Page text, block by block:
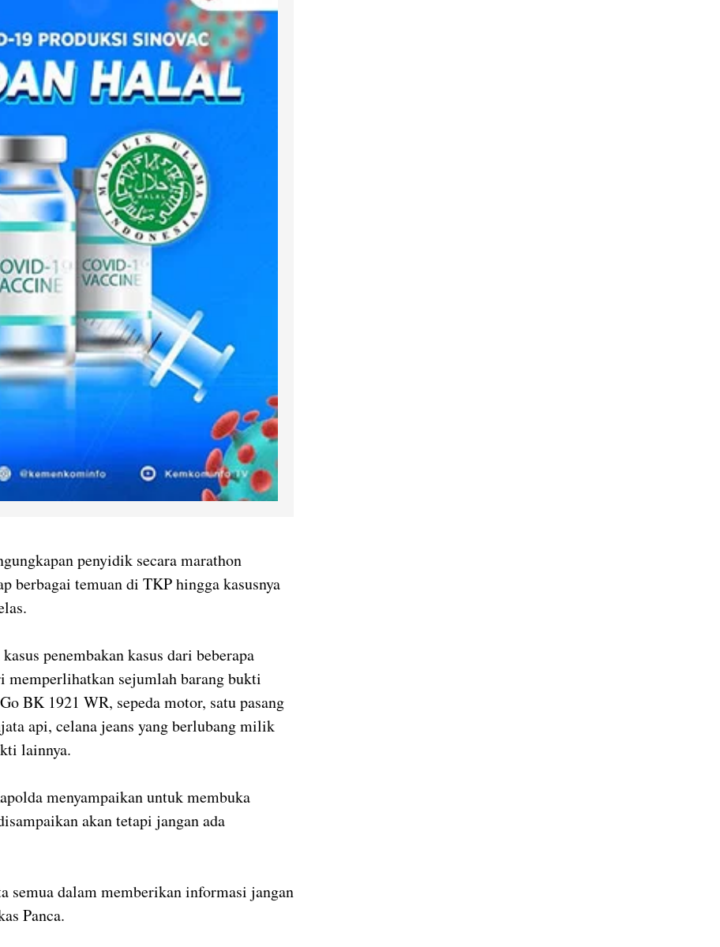
penyidik secara marathon
berbagai temuan di TKP hingga kasusnya
penembakan kasus dari beberapa
memperlihatkan sejumlah barang bukti
BK 1921 WR, sepeda motor, satu pasang
api, celana jeans yang berlubang milik
lainnya.
menyampaikan untuk membuka
akan tetapi jangan ada
semua dalam memberikan informasi jangan
Panca.